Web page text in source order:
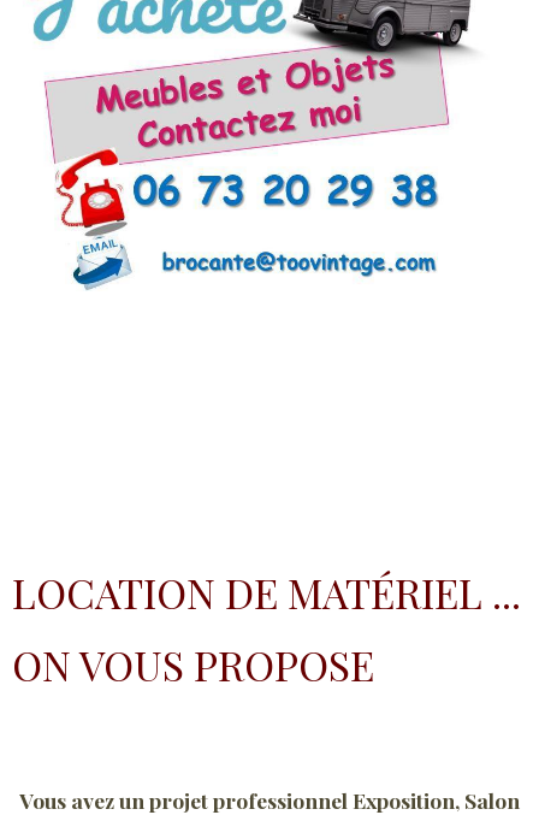
LOCATION DE MATÉRIEL ...
ON VOUS PROPOSE
Vous avez un projet professionnel Exposition, Salon